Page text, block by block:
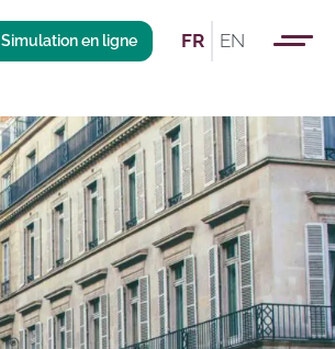
Simulation en ligne FR EN